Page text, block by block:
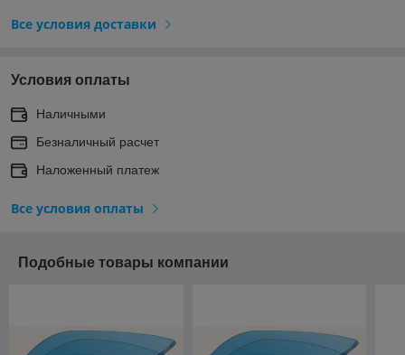
Все условия доставки
Условия оплаты
Наличными
Безналичный расчет
Наложенный платеж
Все условия оплаты
Подобные товары компании